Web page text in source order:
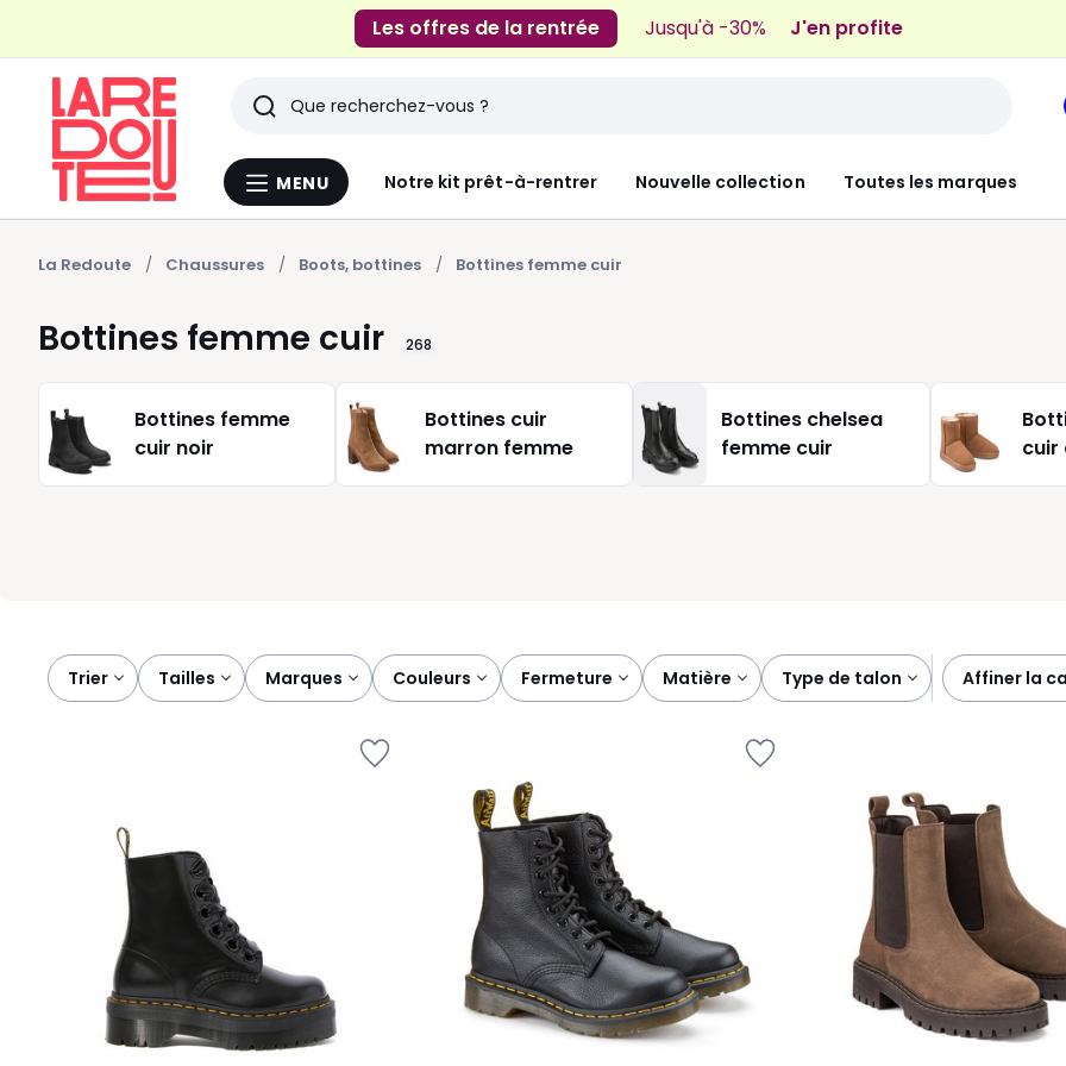
Les offres de la rentrée Jusqu'à -30% J'en profite
Menu
MENU Notre kit prêt-à-rentrer Nouvelle collection Toutes les marques
Rechercher
Derniers
articles
vus
La Redoute Chaussures Boots, bottines Bottines femme cuir
Bottines femme cuir 268
Bottines femme
cuir noir
Bottines cuir
marron femme
Bottines chelsea
femme cuir
cuir
Trier
tailles marques couleurs fermeture matière type de talon affiner la